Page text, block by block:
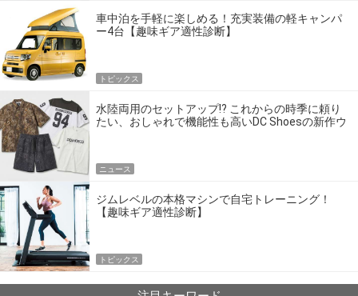
車中泊を手軽に楽しめる！充実装備の軽キャンパ
ー4台【趣味ギア適性診断】
トピックス
水陸両用のセットアップ!? これからの時季に頼り
たい、おしゃれで機能性も高いDC Shoesの新作ウ
ニュース
ジムレベルの本格マシンで自宅トレーニング！
【趣味ギア適性診断】
トピックス